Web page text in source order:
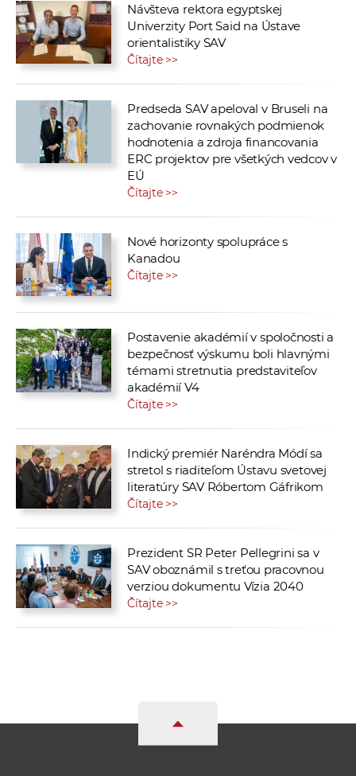
Návšteva rektora egyptskej
Univerzity Port Said na Ústave
orientalistiky SAV
Čítajte >>
Predseda SAV apeloval v Bruseli na
zachovanie rovnakých podmienok
hodnotenia a zdroja financovania
ERC projektov pre všetkých vedcov v
EÚ
Čítajte >>
Nové horizonty spolupráce s
Kanadou
Čítajte >>
Postavenie akadémií v spoločnosti a
bezpečnosť výskumu boli hlavnými
témami stretnutia predstaviteľov
akadémií V4
Čítajte >>
Indický premiér Naréndra Módí sa
stretol s riaditeľom Ústavu svetovej
literatúry SAV Róbertom Gáfrikom
Čítajte >>
Prezident SR Peter Pellegrini sa v
SAV oboznámil s treťou pracovnou
verziou dokumentu Vízia 2040
Čítajte >>